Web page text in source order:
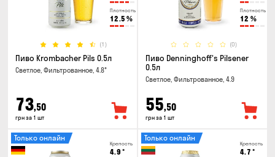
Плотность
12.5 %
(1)
Пиво Krombacher Pils 0.5л
Светлое, Фильтрованное, 4.8°
73,50
грн за 1 шт
Плотность
12 %
(0)
Пиво Denninghoff's Pilsener
0.5л
Светлое, Фильтрованное, 4.9
55,50
грн за 1 шт
Крепость
4.9 °
Только онлайн
Крепость
4.7 °
Только онлайн